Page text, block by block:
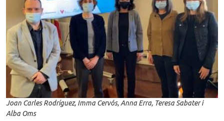
Joan Carles Rodríguez, Imma Cervós, Anna Erra, Teresa Sabater i
Alba Oms